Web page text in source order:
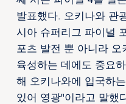
발표했다. 오키나와 관
시아 슈퍼리그 파이널
포츠 발전 뿐 아니라 오
육성하는 데에도 중요
해 오키나와에 입국하
있어 영광"이라고 말했